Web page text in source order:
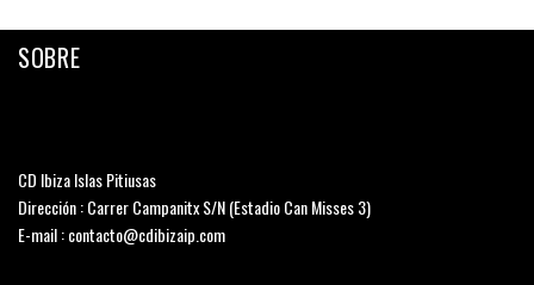
SOBRE
CD Ibiza Islas Pitiusas
Dirección : Carrer Campanitx S/N (Estadio Can Misses 3)
E-mail : contacto@cdibizaip.com